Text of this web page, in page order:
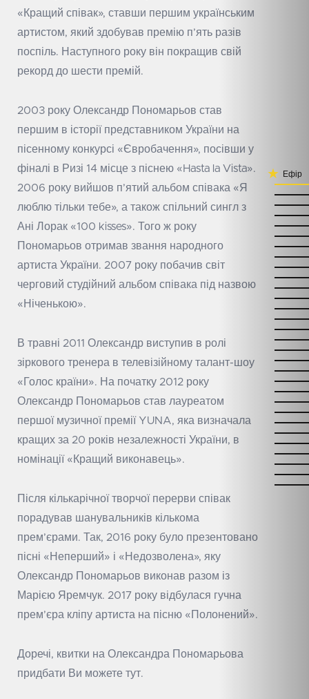
«Кращий співак», ставши першим українським
артистом, який здобував премію п’ять разів
поспіль. Наступного року він покращив свій
рекорд до шести премій.
2003 року Олександр Пономарьов став
першим в історії представником України на
пісенному конкурсі «Євробачення», посівши у
фіналі в Ризі 14 місце з піснею «Hasta la Vista».
2006 року вийшов п’ятий альбом співака «Я
люблю тільки тебе», а також спільний сингл з
Ані Лорак «100 kisses». Того ж року
Пономарьов отримав звання народного
артиста України. 2007 року побачив світ
черговий студійний альбом співака під назвою
«Ніченькою».
В травні 2011 Олександр виступив в ролі
зіркового тренера в телевізійному талант-шоу
«Голос країни». На початку 2012 року
Олександр Пономарьов став лауреатом
першої музичної премії YUNA, яка визначала
кращих за 20 років незалежності України, в
номінації «Кращий виконавець».
Після кількарічної творчої перерви співак
порадував шанувальників кількома
прем’єрами. Так, 2016 року було презентовано
пісні «Неперший» і «Недозволена», яку
Олександр Пономарьов виконав разом із
Марією Яремчук. 2017 року відбулася гучна
прем’єра кліпу артиста на пісню «Полонений».
Доречі, квитки на Олександра Пономарьова
придбати Ви можете тут.
Ефір